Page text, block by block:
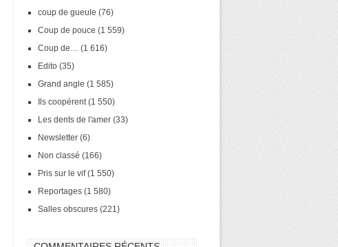
coup de gueule (76)
Coup de pouce (1 559)
Coup de… (1 616)
Edito (35)
Grand angle (1 585)
Ils coopérent(1 550)
Les dents de l'amer (33)
Newsletter (6)
Non classé (166)
Pris sur le vif(1 550)
Reportages (1 580)
Salles obscures (221)